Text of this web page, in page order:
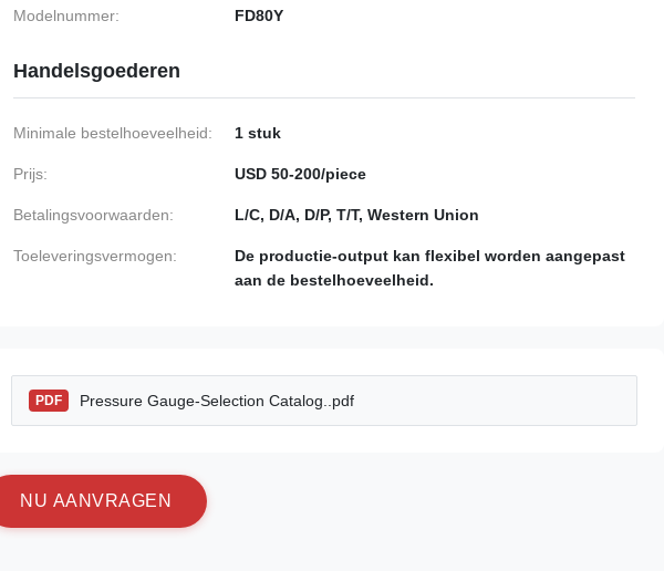
Modelnummer: FD80Y
Handelsgoederen
Minimale bestelhoeveelheid: 1 stuk
Prijs: USD 50-200/piece
Betalingsvoorwaarden: L/C, D/A, D/P, T/T, Western Union
Toeleveringsvermogen:
De productie-output kan flexibel worden aangepast
aan de bestelhoeveelheid.
PDF Pressure Gauge-Selection Catalog..pdf
N U AA NVRAGE N